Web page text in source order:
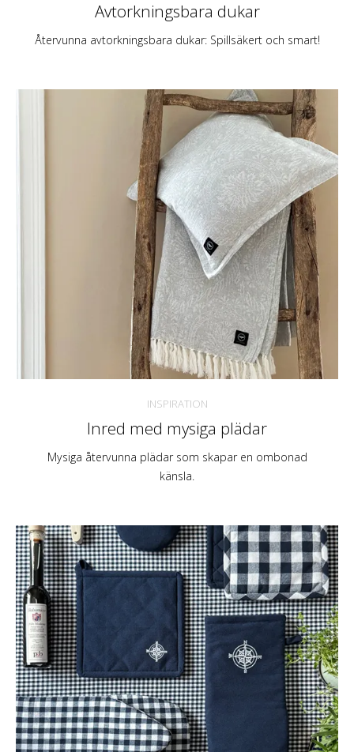
Avtorkningsbara dukar
Återvunna avtorkningsbara dukar: Spillsäkert och smart!
INSPIRATION
Inred med mysiga plädar
Mysiga återvunna plädar som skapar en ombonad
känsla.